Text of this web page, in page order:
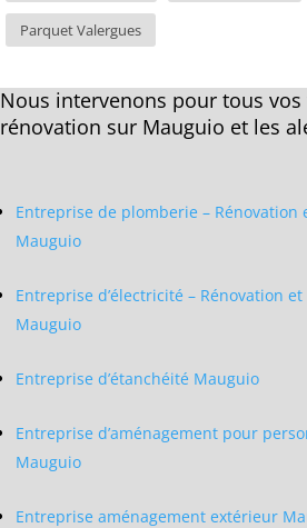
Parquet Valergues
Nous intervenons pour tous vos
rénovation sur Mauguio et les
Entreprise de plomberie – Rénovation
Mauguio
Entreprise d’électricité – Rénovation
Mauguio
Entreprise d’étanchéité Mauguio
Entreprise d’aménagement pour
Mauguio
Entreprise aménagement extérieur